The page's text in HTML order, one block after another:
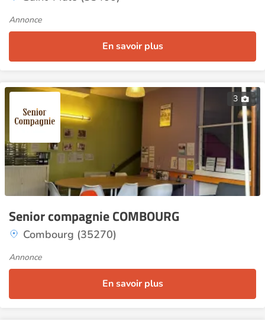
Annonce
En savoir plus
3
Senior compagnie COMBOURG
Combourg (35270)
Annonce
En savoir plus